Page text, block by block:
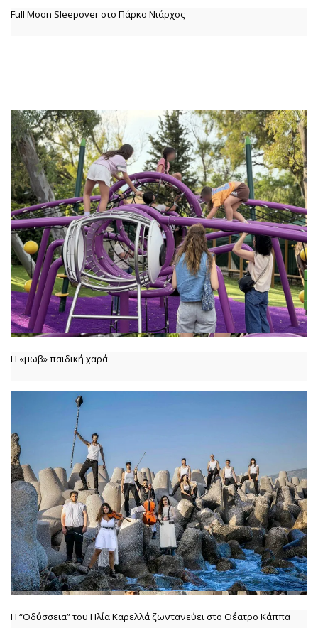
Full Moon Sleepover στο Πάρκο Νιάρχος
Η «μωβ» παιδική χαρά
Η “Οδύσσεια” του Ηλία Καρελλά ζωντανεύει στο Θέατρο Κάππα